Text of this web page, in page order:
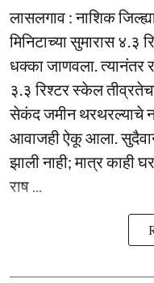
लासलगाव : नाशिक
मिनिटाच्या सुमारास ४.३
धक्का जाणवला. त्यानंतर
३.३ रिश्टर स्केल
सेकंद जमीन थरथरल्याचे
आवाजही ऐकू आला.
झाली नाही; मात्र काही
राष ...